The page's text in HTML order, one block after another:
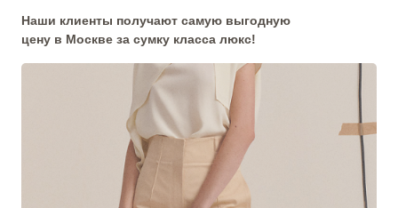
Наши клиенты получают самую выгодную
цену в Москве за сумку класса люкс!